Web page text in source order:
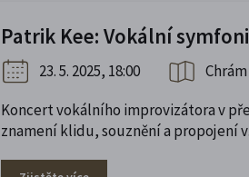
Patrik Kee: Vokální
23. 5. 2025, 18:00
Koncert vokálního improvizátora v
znamení klidu, souznění a propojení